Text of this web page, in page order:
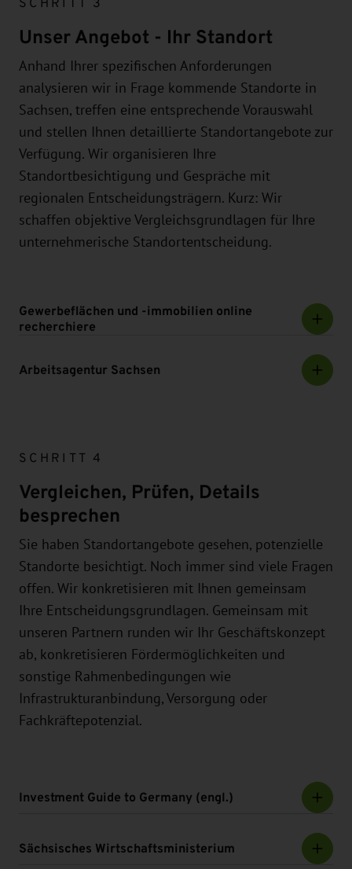
Unser Angebot - Ihr Standort
Anhand Ihrer spezifischen Anforderungen
analysieren wir in Frage kommende Standorte in
Sachsen, treffen eine entsprechende Vorauswahl
und stellen Ihnen detaillierte Standortangebote zur
Verfügung. Wir organisieren Ihre
Standortbesichtigung und Gespräche mit
regionalen Entscheidungsträgern. Kurz: Wir
schaffen objektive Vergleichsgrundlagen für Ihre
unternehmerische Standortentscheidung.
Gewerbeflächen und -immobilien online
recherchiere
Arbeitsagentur Sachsen
SCHRITT 4
Vergleichen, Prüfen, Details
besprechen
Sie haben Standortangebote gesehen, potenzielle
Standorte besichtigt. Noch immer sind viele Fragen
offen. Wir konkretisieren mit Ihnen gemeinsam
Ihre Entscheidungsgrundlagen. Gemeinsam mit
unseren Partnern runden wir Ihr Geschäftskonzept
ab, konkretisieren Fördermöglichkeiten und
sonstige Rahmenbedingungen wie
Infrastrukturanbindung, Versorgung oder
Fachkräftepotenzial.
Investment Guide to Germany (engl.)
Sächsisches Wirtschaftsministerium